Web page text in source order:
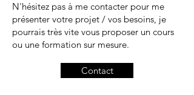
N'hésitez pas à me contacter pour me
présenter votre projet / vos besoins, je
pourrais très vite vous proposer un cours
ou une formation sur mesure.
Contact